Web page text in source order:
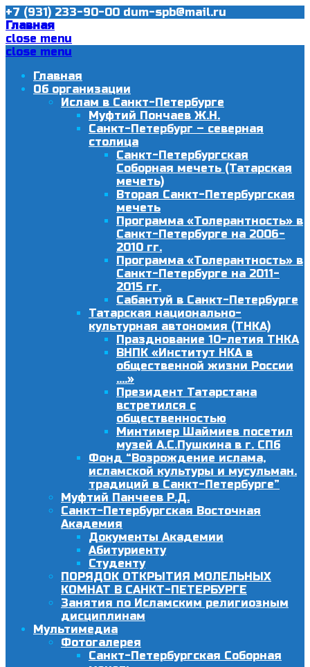
+7 (931) 233-90-00 dum-spb@mail.ru
Главная
close menu
close menu
Главная
Об организации
Ислам в Санкт-Петербурге
Муфтий Пончаев Ж.Н.
Санкт-Петербург – северная
столица
Санкт-Петербургская
Соборная мечеть (Татарская
мечеть)
Вторая Санкт-Петербургская
мечеть
Программа «Толерантность» в
Санкт-Петербурге на 2006-
2010 гг.
Программа «Толерантность» в
Санкт-Петербурге на 2011-
2015 гг.
Сабантуй в Санкт-Петербурге
Татарская национально-
культурная автономия (ТНКА)
Празднование 10-летия ТНКА
ВНПК «Институт НКА в
общественной жизни России
….»
Президент Татарстана
встретился с
общественностью
Минтимер Шаймиев посетил
музей А.С.Пушкина в г. СПб
Фонд “Возрождение ислама,
исламской культуры и мусульман.
традиций в Санкт-Петербурге”
Муфтий Панчеев Р.Д.
Санкт-Петербургская Восточная
Академия
Документы Академии
Абитуриенту
Студенту
ПОРЯДОК ОТКРЫТИЯ МОЛЕЛЬНЫХ
КОМНАТ В САНКТ-ПЕТЕРБУРГЕ
Занятия по Исламским религиозным
дисциплинам
Мультимедиа
Фотогалерея
Санкт-Петербургская Соборная